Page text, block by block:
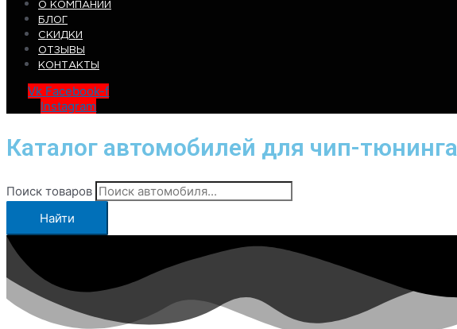
О КОМПАНИИ
БЛОГ
СКИДКИ
ОТЗЫВЫ
КОНТАКТЫ
Vk Facebook-f
Instagram
Каталог автомобилей для чип-тюнинга
Поиск товаров
Найти